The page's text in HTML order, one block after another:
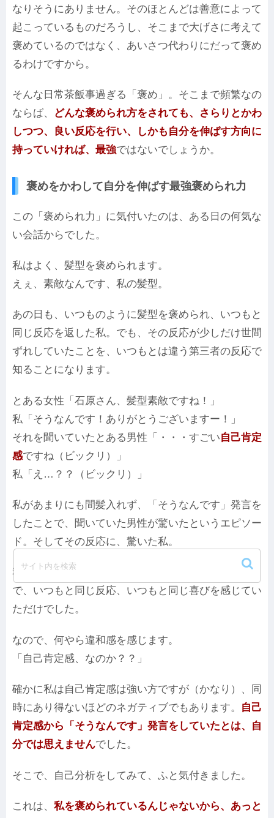
なりそうにありません。そのほとんどは善意によって
起こっているものだろうし、そこまで大げさに考えて
褒めているのではなく、あいさつ代わりにだって褒め
るわけですから。
そんな日常茶飯事過ぎる「褒め」。そこまで頻繁なの
ならば、
どんな褒められ方をされても、さらりとかわ
しつつ、良い反応を行い、しかも自分を伸ばす方向に
持っていければ、最強ではないでしょうか。
褒めをかわして自分を伸ばす最強褒められ力
この「褒められ力」に気付いたのは、ある日の何気な
い会話からでした。
私はよく、髪型を褒められます。
えぇ、素敵なんです、私の髪型。
あの日も、いつものように髪型を褒められ、いつもと
同じ反応を返した私。でも、その反応が少しだけ世間
ずれしていたことを、いつもとは違う第三者の反応で
知ることになります。
とある女性「石原さん、髪型素敵ですね！」
私「そうなんです！ありがとうございますー！」
それを聞いていたとある男性「・・・すごい自己肯定
感ですね（ビックリ）」
私「え…？？（ビックリ）」
私があまりにも間髪入れず、「そうなんです」発言を
したことで、聞いていた男性が驚いたというエピソー
ド。そしてその反応に、驚いた私。
私にとって髪型を褒められることは割とよくあること
で、いつもと同じ反応、いつもと同じ喜びを感じてい
ただけでした。
なので、何やら違和感を感じます。
「自己肯定感、なのか？？」
確かに私は自己肯定感は強い方ですが（かなり）、同
時にあり得ないほどのネガティブでもあります。
自己
肯定感から「そうなんです」発言をしていたとは、自
分では思えませんでした。
そこで、自己分析をしてみて、ふと気付きました。
これは、 私を褒められているんじゃないから、あっと